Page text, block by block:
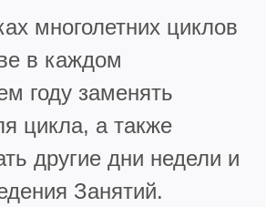
многолетних циклов
в каждом
году заменять
цикла, а также
другие дни недели и
Занятий.